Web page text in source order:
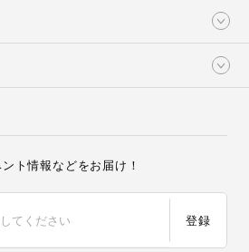
ト情報などをお届け！
登録